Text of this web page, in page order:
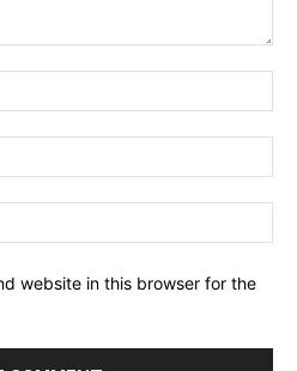
website in this browser for the